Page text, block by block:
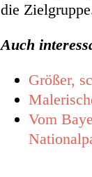
die
Auch
Größer,
Vom